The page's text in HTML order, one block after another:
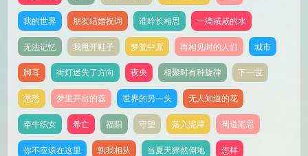
我的世界 朋友结婚祝词 谁吟长相思 一滴咸咸的水
无法记忆 我甩开鞋子 梦荒中原 再相见时的人们 城市
脚耳 街灯迷失了方向 夜央 相聚时有种旋律 下一世
悠愁 梦里开出的蕊 世界的另一头 无人知道的花
牵牛织女 希亡 福阳 守望 落入泥潭 蜀道雨思
你不应该在这里 孰我相从 当夏天猝然倒地 怎样